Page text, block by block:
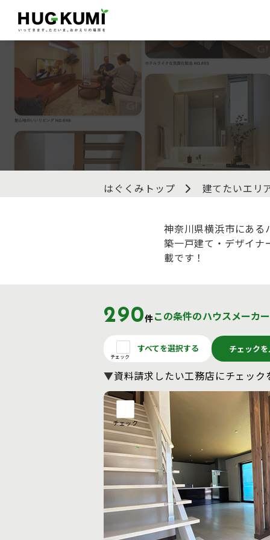
はぐくみトップ 建てたいエリ
神奈川県横浜市にあ
築一戸建て・デザイナ
載です！
290件 この条件のハウスメーカ
チェック
すべてを選択する チェック
▼資料請求したい工務店にチェック
チェック